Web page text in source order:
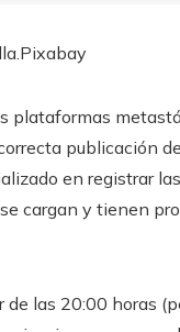
Pixabay
publicación
en registrar
cargan y tienen
las 20:00 horas